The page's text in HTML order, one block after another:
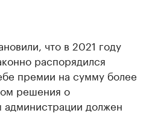
что в 2021 году
распорядился
премии на сумму более
решения о
должен